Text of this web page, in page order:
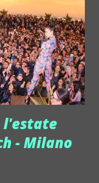
da sempre
ha messo a
tra cui il suo
di Adriano
l'estate
- Milano